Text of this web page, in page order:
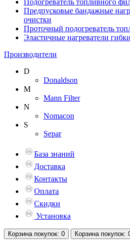
Подогреватель топливного
Предпусковые бандажные
очистки
Проточный подогреватель
Эластичные нагреватели
Производители
D
Donaldson
M
Mann Filter
N
Nomacon
S
Separ
База знаний
Доставка
Контакты
Оплата
Скидки
Установка
Корзинапокупок: 0 Корзинапокупок: